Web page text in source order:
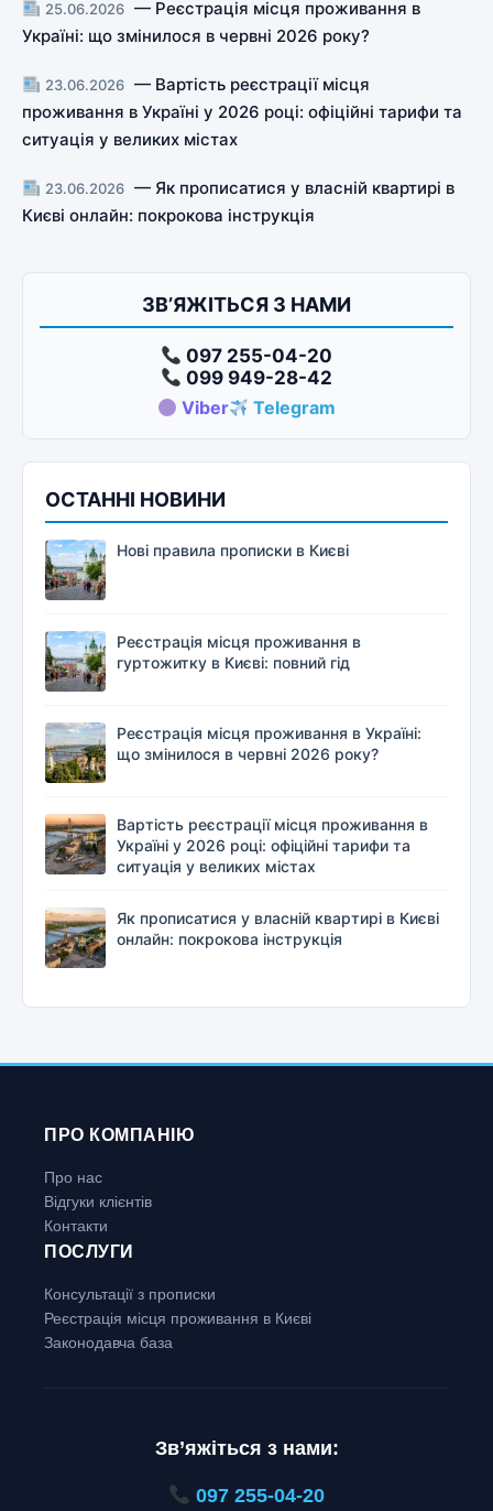
25.06.2026 — Реєстрація місця проживання в
Україні: що змінилося в червні 2026 року?
23.06.2026 — Вартість реєстрації місця
проживання в Україні у 2026 році: офіційні тарифи та
ситуація у великих містах
23.06.2026 — Як прописатися у власній квартирі в
Києві онлайн: покрокова інструкція
ЗВ’ЯЖІТЬСЯ З НАМИ
097 255-04-20
099 949-28-42
Viber
Telegram
ОСТАННІ НОВИНИ
Нові правила прописки в Києві
Реєстрація місця проживання в
гуртожитку в Києві: повний гід
Реєстрація місця проживання в Україні:
що змінилося в червні 2026 року?
Вартість реєстрації місця проживання в
Україні у 2026 році: офіційні тарифи та
ситуація у великих містах
Як прописатися у власній квартирі в Києві
онлайн: покрокова інструкція
ПРО КОМПАНІЮ
Про нас
Відгуки клієнтів
Контакти
ПОСЛУГИ
Консультації з прописки
Реєстрація місця проживання в Києві
Законодавча база
Зв’яжіться з нами:
097 255-04-20